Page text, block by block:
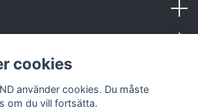
cookies
använder cookies. Du måste
om du vill fortsätta.